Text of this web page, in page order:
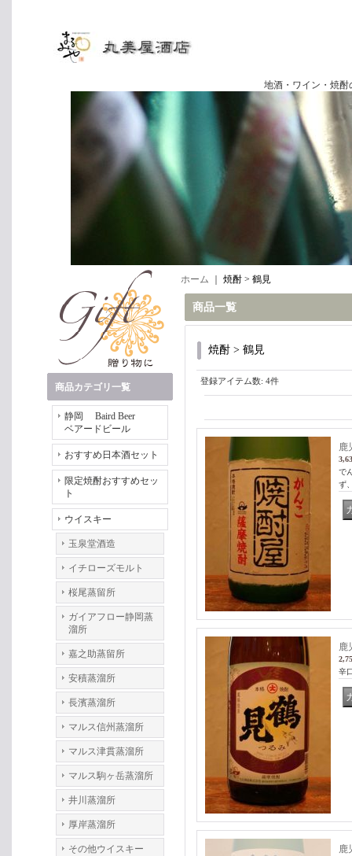
地酒・ワイン・焼酎の専門店
商品カテゴリ一覧
静岡 Baird Beer
ベアードビール
おすすめ日本酒セット
限定焼酎おすすめセッ
ト
ウイスキー
玉泉堂酒造
イチローズモルト
桜尾蒸留所
ガイアフロー静岡蒸
溜所
嘉之助蒸留所
安積蒸溜所
長濱蒸溜所
マルス信州蒸溜所
マルス津貫蒸溜所
マルス駒ヶ岳蒸溜所
井川蒸溜所
厚岸蒸溜所
その他ウイスキー
ホーム 焼酎 > 鶴見
商品一覧
焼酎 > 鶴見
登録アイテム数: 4件
鹿
で
ず
鹿
辛
鹿